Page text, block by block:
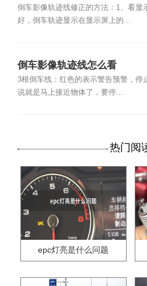
倒车影像轨迹线修正的方法：1、看显
好，倒车轨迹显示在显示屏上的...
倒车影像轨迹线怎么看
3根倒车线：红色的表示警告预警，停
说就是马上接近物体了，要停...
热门阅
epc灯亮是什么问题